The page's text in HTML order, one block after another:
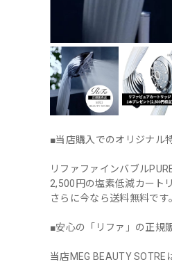
■当店購入でのオリジナル
リファファインバブル
2,500円の塩素低減カート
さらに今なら送料無料です
■安心の「リファ」の正規
当店MEG BEAUTY